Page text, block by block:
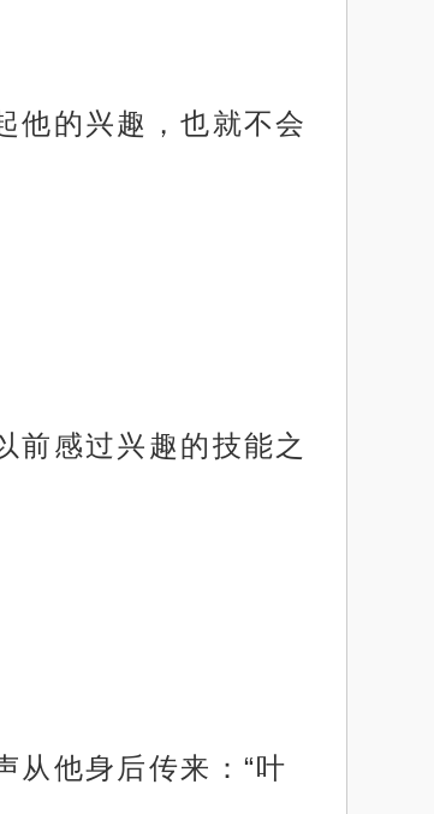
他的兴趣，也就不会
前感过兴趣的技能之
从他身后传来：“叶